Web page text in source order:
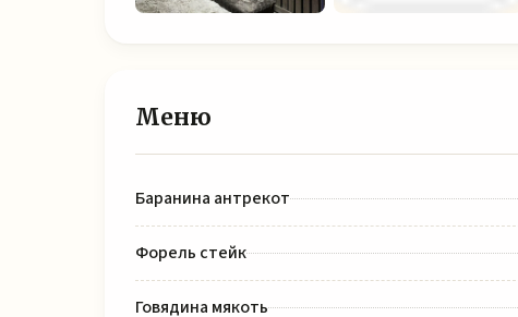
Меню
Баранина антрекот
Форель стейк
Говядина мякоть